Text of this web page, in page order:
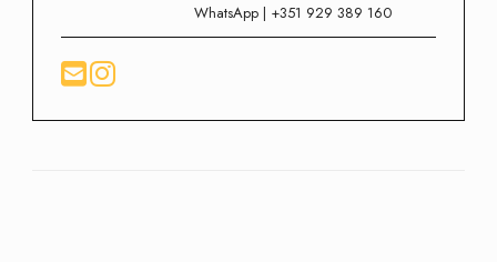
WhatsApp | +351 929 389 160